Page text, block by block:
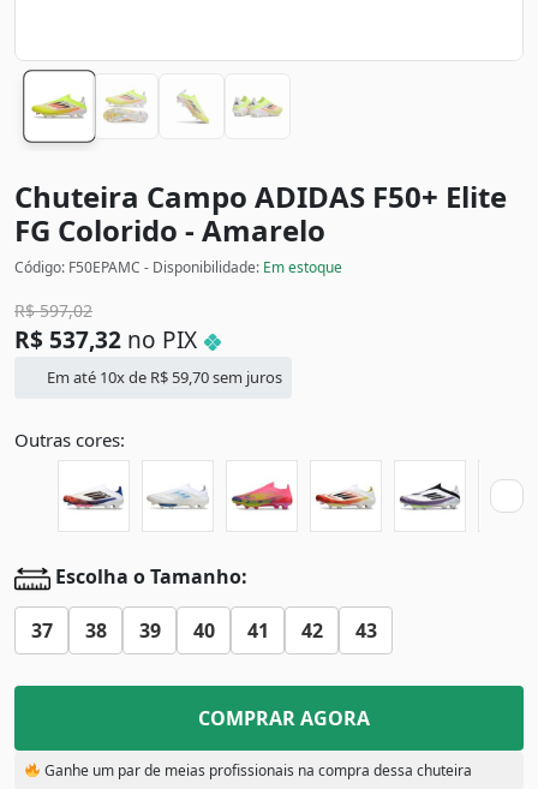
Chuteira Campo ADIDAS F50+ Elite
FG Colorido - Amarelo
Código: F50EPAMC - Disponibilidade: Em estoque
R$597,02
R$ 537,32 no PIX
Em até 10x de R$ 59,70sem juros
Outras cores:
Escolha o Tamanho:
37 38 39 40 41 42 43
COMPRAR AGORA
Ganhe um par de meias profissionais na compra dessa chuteira